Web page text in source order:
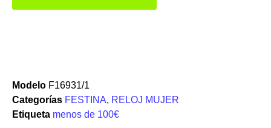
Modelo F16931/1
Categorías FESTINA, RELOJ MUJER
Etiqueta menos de 100€